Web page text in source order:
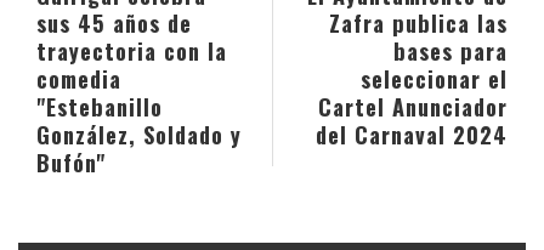
Zafra publica las
bases para
seleccionar el
Cartel Anunciador
del Carnaval 2024
sus 45 años de
trayectoria con la
comedia
"Estebanillo
González, Soldado y
Bufón"